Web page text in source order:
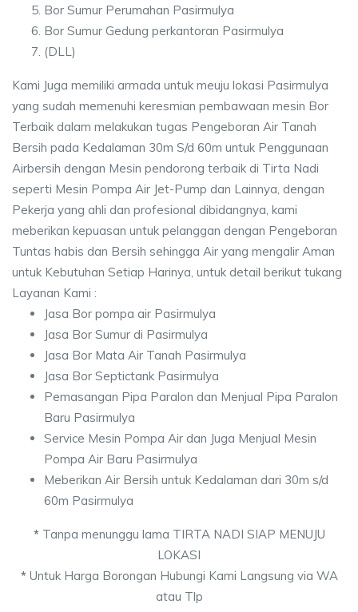
Bor Sumur Perumahan Pasirmulya
Bor Sumur Gedung perkantoran Pasirmulya
(DLL)
Kami Juga memiliki armada untuk meuju lokasi Pasirmulya
yang sudah memenuhi keresmian pembawaan mesin Bor
Terbaik dalam melakukan tugas Pengeboran Air Tanah
Bersih pada Kedalaman 30m S/d 60m untuk Penggunaan
Airbersih dengan Mesin pendorong terbaik di Tirta Nadi
seperti Mesin Pompa Air Jet-Pump dan Lainnya, dengan
Pekerja yang ahli dan profesional dibidangnya, kami
meberikan kepuasan untuk pelanggan dengan Pengeboran
Tuntas habis dan Bersih sehingga Air yang mengalir Aman
untuk Kebutuhan Setiap Harinya, untuk detail berikut tukang
Layanan Kami :
Jasa Bor pompa air Pasirmulya
Jasa Bor Sumur di Pasirmulya
Jasa Bor Mata Air Tanah Pasirmulya
Jasa Bor Septictank Pasirmulya
Pemasangan Pipa Paralon dan Menjual Pipa Paralon
Baru Pasirmulya
Service Mesin Pompa Air dan Juga Menjual Mesin
Pompa Air Baru Pasirmulya
Meberikan Air Bersih untuk Kedalaman dari 30m s/d
60m Pasirmulya
*Tanpa menunggu lama TIRTA NADI SIAP MENUJU
LOKASI
*Untuk Harga Borongan Hubungi Kami Langsung via WA
atau Tlp